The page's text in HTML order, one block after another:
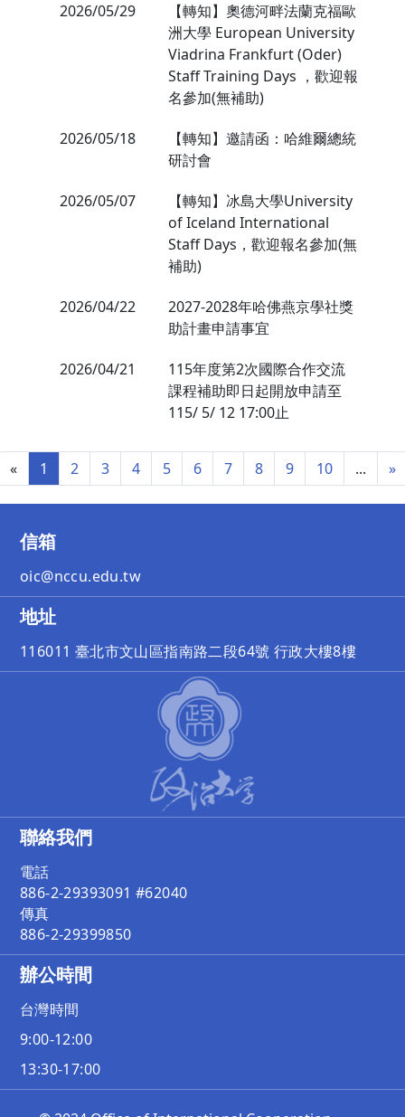
2026/05/29
【轉知】奧德河畔法蘭克福歐
洲大學 European University
Viadrina Frankfurt (Oder)
Staff Training Days ，歡迎報
名參加(無補助)
2026/05/18
【轉知】邀請函：哈維爾總統
研討會
2026/05/07
【轉知】冰島大學University
of Iceland International
Staff Days，歡迎報名參加(無
補助)
2026/04/22
2027-2028年哈佛燕京學社獎
助計畫申請事宜
2026/04/21
115年度第2次國際合作交流
課程補助即日起開放申請至
115/ 5/ 12 17:00止
« 1 2 3 4 5 6 7 8 9 10 ... »
信箱
oic@nccu.edu.tw
地址
116011 臺北市文山區指南路二段64號 行政大樓8樓
聯絡我們
電話
886-2-29393091 #62040
傳真
886-2-29399850
辦公時間
台灣時間
9:00-12:00
13:30-17:00